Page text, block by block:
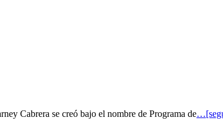
Cabrera se creó bajo el nombre de Programa de